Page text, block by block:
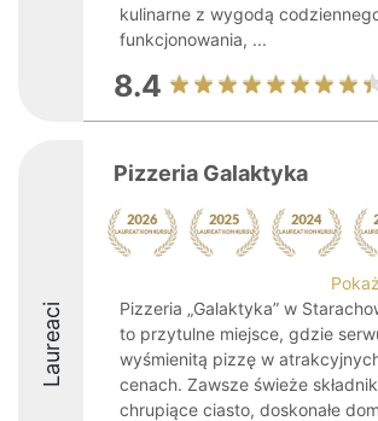
kulinarne z wygodą
funkcjonowania, ...
8.4
Laureaci
Pizzeria Galaktyka
Pizzeria „Galaktyka” w
to przytulne miejsce, gdzie
wyśmienitą pizzę w
cenach. Zawsze świeże
chrupiące ciasto, doskonałe